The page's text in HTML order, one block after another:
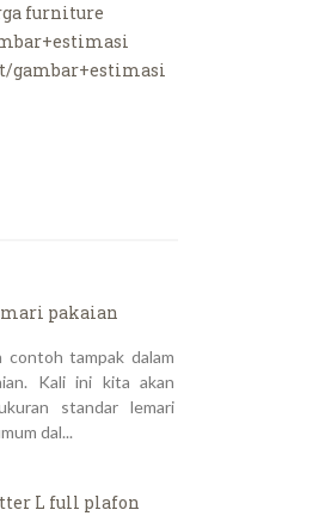
furniture
gambar+estimasi
pakaian
contoh tampak dalam
Kali ini kita akan
standar lemari
dal...
L full plafon